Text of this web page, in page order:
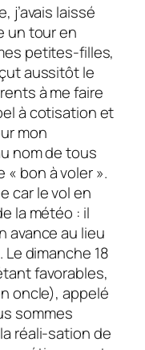
j’avais laissé
un tour en
petites-filles,
aussitôt le
à me faire
à cotisation et
mon
nom de tous
bon à voler ».
car le vol en
la météo : il
avance au lieu
dimanche 18
favorables,
oncle), appelé
sommes
réali-sation de